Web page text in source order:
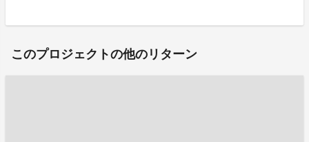
このプロジェクトの他のリターン